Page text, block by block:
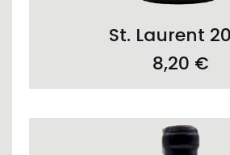
ADD TO CART
St. Laurent
8,20 €